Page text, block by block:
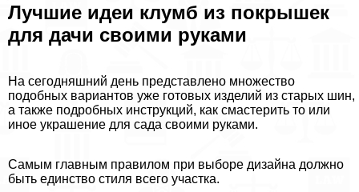
Лучшие идеи клумб из покрышек
для дачи своими руками
На сегодняшний день представлено множество
подобных вариантов уже готовых изделий из старых шин,
а также подробных инструкций, как смастерить то или
иное украшение для сада своими руками.
Самым главным правилом при выборе дизайна должно
быть единство стиля всего участка.